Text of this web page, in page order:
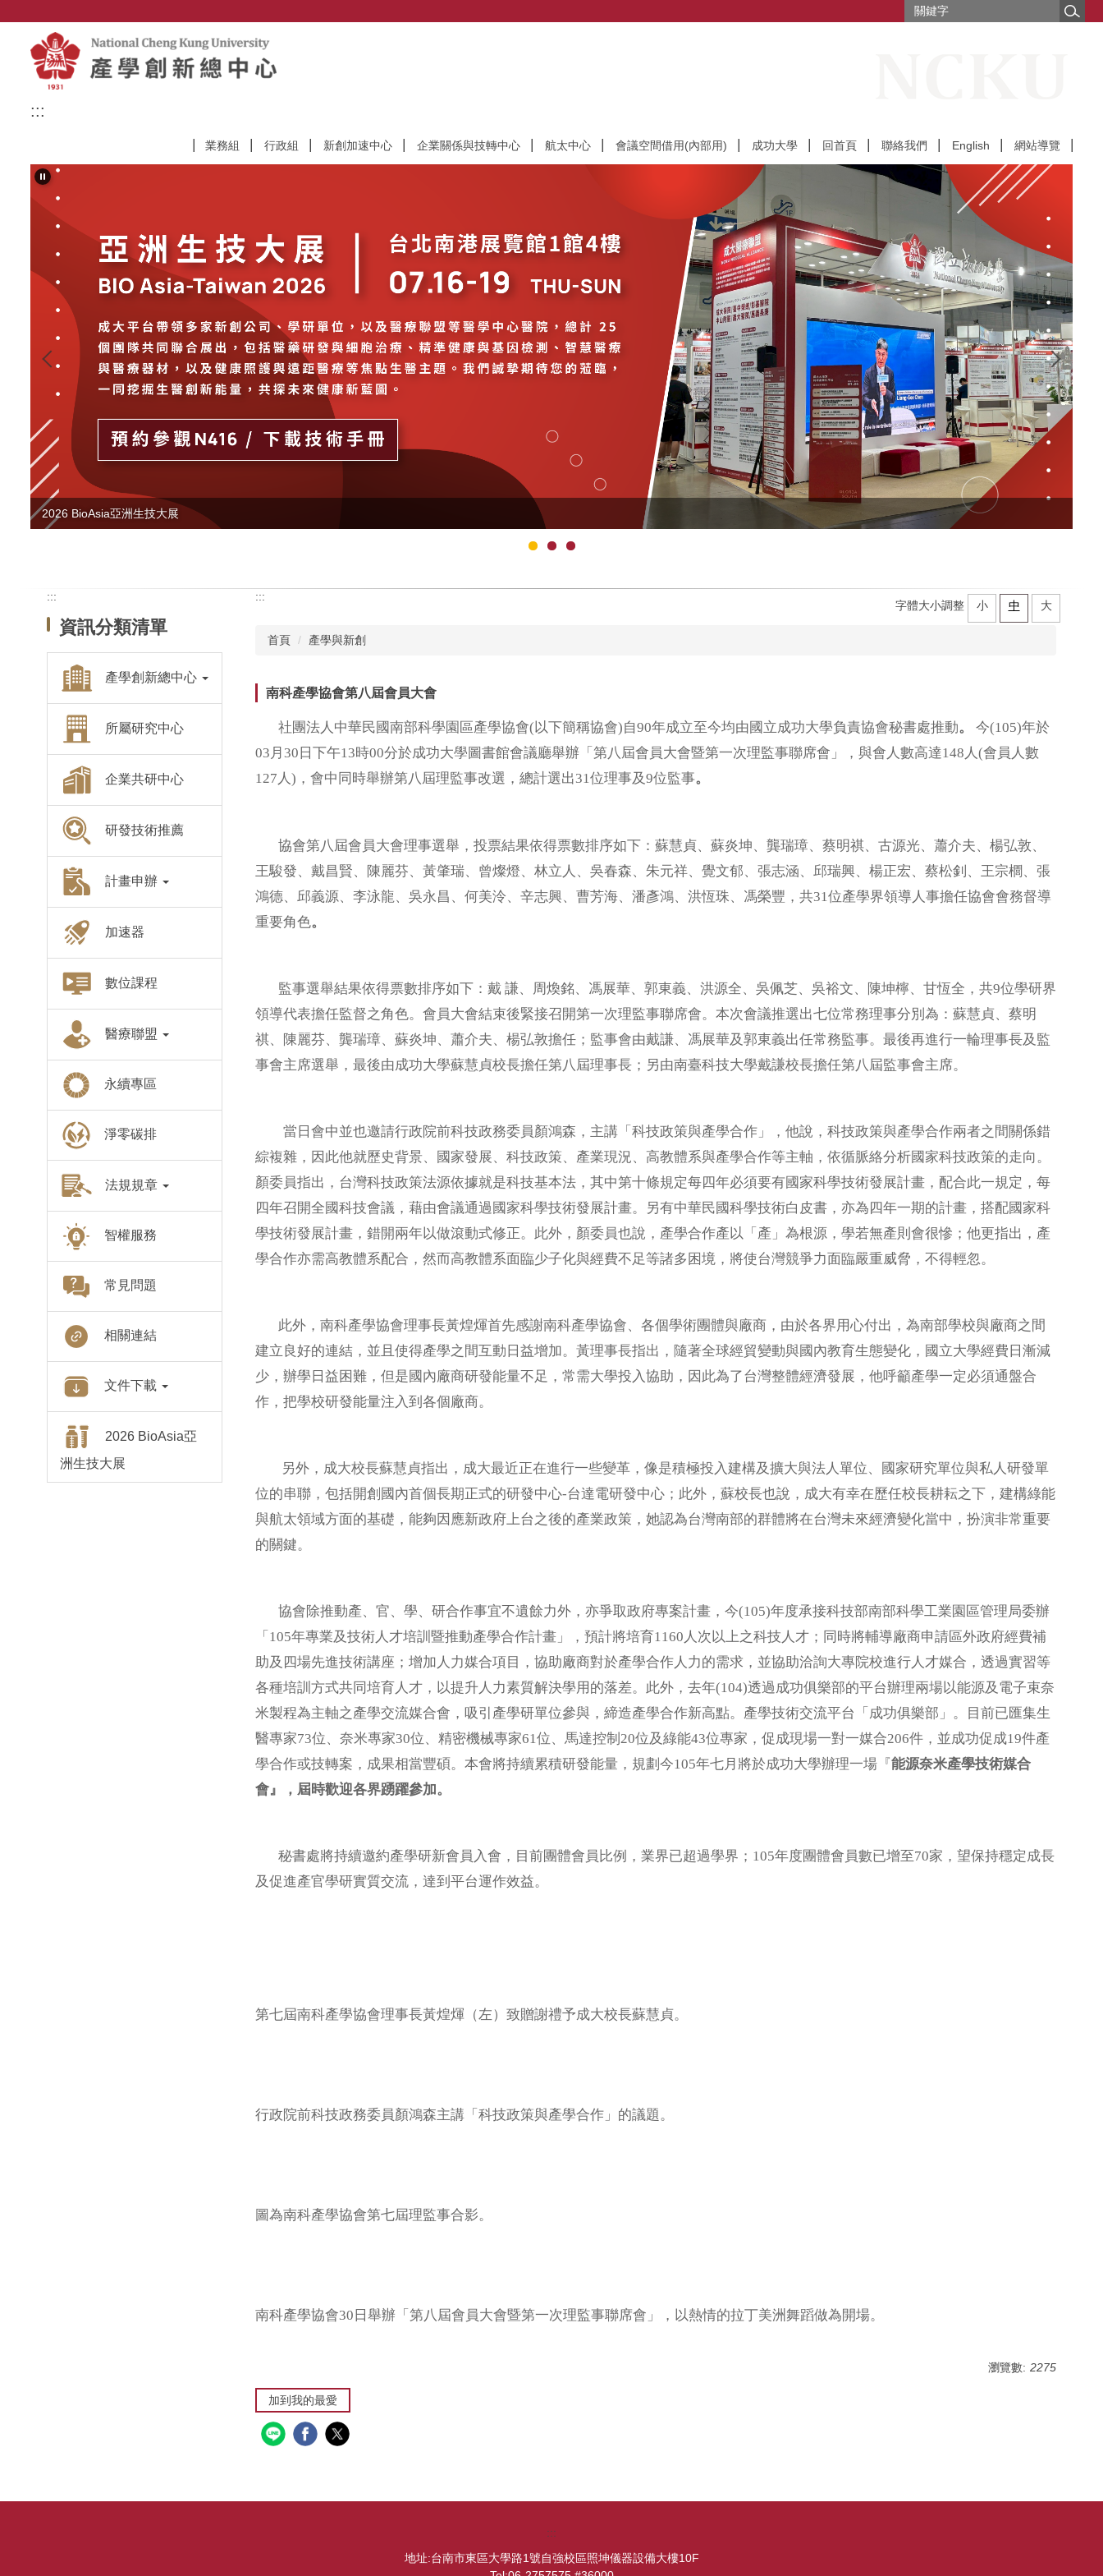
:::
業務組 行政組 新創加速中心 企業關係與技轉中心 航太中心 會議空間借用(內部用) 成功大學 回首頁 聯絡我們 English 網站導覽
2026 BioAsia亞洲生技大展
:::
資訊分類清單
產學創新總中心
所屬研究中心
企業共研中心
研發技術推薦
計畫申辦
加速器
數位課程
醫療聯盟
永續專區
淨零碳排
法規規章
智權服務
常見問題
相關連結
文件下載
2026 BioAsia亞
洲生技大展
:::
首頁 產學與新創
南科產學協會第八屆會員大會
字體大小調整 小 中 大
社團法人中華民國南部科學園區產學協會(以下簡稱協會)自90年成立至今均由國立成功大學負責協會秘書處推動。 今(105)年於
03月30日下午13時00分於成功大學圖書館會議廳舉辦「第八屆會員大會暨第一次理監事聯席會」，與會人數高達148人(會員人數
127人)，會中同時舉辦第八屆理監事改選，總計選出31位理事及9位監事。
協會第八屆會員大會理事選舉，投票結果依得票數排序如下：蘇慧貞、蘇炎坤、龔瑞璋、蔡明祺、古源光、蕭介夫、楊弘敦、
王駿發、戴昌賢、陳麗芬、黃肇瑞、曾燦燈、林立人、吳春森、朱元祥、覺文郁、張志涵、邱瑞興、楊正宏、蔡松釗、王宗櫚、張
鴻德、邱義源、李泳龍、吳永昌、何美泠、辛志興、曹芳海、潘彥鴻、洪恆珠、馮榮豐，共31位產學界領導人事擔任協會會務督導
重要角色。
監事選舉結果依得票數排序如下：戴 謙、周煥銘、馮展華、郭東義、洪源全、吳佩芝、吳裕文、陳坤檸、甘恆全，共9位學研界
領導代表擔任監督之角色。會員大會結束後緊接召開第一次理監事聯席會。本次會議推選出七位常務理事分別為：蘇慧貞、蔡明
祺、陳麗芬、龔瑞璋、蘇炎坤、蕭介夫、楊弘敦擔任；監事會由戴謙、馮展華及郭東義出任常務監事。最後再進行一輪理事長及監
事會主席選舉，最後由成功大學蘇慧貞校長擔任第八屆理事長；另由南臺科技大學戴謙校長擔任第八屆監事會主席。
當日會中並也邀請行政院前科技政務委員顏鴻森，主講「科技政策與產學合作」，他說，科技政策與產學合作兩者之間關係錯
綜複雜，因此他就歷史背景、國家發展、科技政策、產業現況、高教體系與產學合作等主軸，依循脈絡分析國家科技政策的走向。
顏委員指出，台灣科技政策法源依據就是科技基本法，其中第十條規定每四年必須要有國家科學技術發展計畫，配合此一規定，每
四年召開全國科技會議，藉由會議通過國家科學技術發展計畫。另有中華民國科學技術白皮書，亦為四年一期的計畫，搭配國家科
學技術發展計畫，錯開兩年以做滾動式修正。此外，顏委員也說，產學合作產以「產」為根源，學若無產則會很慘；他更指出，產
學合作亦需高教體系配合，然而高教體系面臨少子化與經費不足等諸多困境，將使台灣競爭力面臨嚴重威脅，不得輕忽。
此外，南科產學協會理事長黃煌煇首先感謝南科產學協會、各個學術團體與廠商，由於各界用心付出，為南部學校與廠商之間
建立良好的連結，並且使得產學之間互動日益增加。黃理事長指出，隨著全球經貿變動與國內教育生態變化，國立大學經費日漸減
少，辦學日益困難，但是國內廠商研發能量不足，常需大學投入協助，因此為了台灣整體經濟發展，他呼籲產學一定必須通盤合
作，把學校研發能量注入到各個廠商。
另外，成大校長蘇慧貞指出，成大最近正在進行一些變革，像是積極投入建構及擴大與法人單位、國家研究單位與私人研發單
位的串聯，包括開創國內首個長期正式的研發中心-台達電研發中心；此外，蘇校長也說，成大有幸在歷任校長耕耘之下，建構綠能
與航太領域方面的基礎，能夠因應新政府上台之後的產業政策，她認為台灣南部的群體將在台灣未來經濟變化當中，扮演非常重要
的關鍵。
協會除推動產、官、學、研合作事宜不遺餘力外，亦爭取政府專案計畫，今(105)年度承接科技部南部科學工業園區管理局委辦
「105年專業及技術人才培訓暨推動產學合作計畫」，預計將培育1160人次以上之科技人才；同時將輔導廠商申請區外政府經費補
助及四場先進技術講座；增加人力媒合項目，協助廠商對於產學合作人力的需求，並協助洽詢大專院校進行人才媒合，透過實習等
各種培訓方式共同培育人才，以提升人力素質解決學用的落差。此外，去年(104)透過成功俱樂部的平台辦理兩場以能源及電子束奈
米製程為主軸之產學交流媒合會，吸引產學研單位參與，締造產學合作新高點。產學技術交流平台「成功俱樂部」。目前已匯集生
醫專家73位、奈米專家30位、精密機械專家61位、馬達控制20位及綠能43位專家，促成現場一對一媒合206件，並成功促成19件產
學合作或技轉案，成果相當豐碩。本會將持續累積研發能量，規劃今105年七月將於成功大學辦理一場『 能源奈米產學技術媒合
會』，屆時歡迎各界踴躍參加。
秘書處將持續邀約產學研新會員入會，目前團體會員比例，業界已超過學界；105年度團體會員數已增至70家，望保持穩定成長
及促進產官學研實質交流，達到平台運作效益。
第七屆南科產學協會理事長黃煌煇（左）致贈謝禮予成大校長蘇慧貞。
行政院前科技政務委員顏鴻森主講「科技政策與產學合作」的議題。
圖為南科產學協會第七屆理監事合影。
南科產學協會30日舉辦「第八屆會員大會暨第一次理監事聯席會」，以熱情的拉丁美洲舞蹈做為開場。
瀏覽數: 2275
加到我的最愛
:::
地址:台南市東區大學路1號自強校區照坤儀器設備大樓10F